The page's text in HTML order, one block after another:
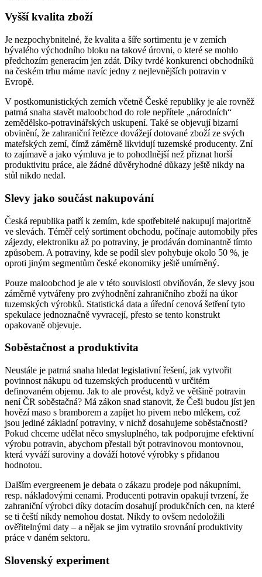
Vyšší kvalita zboží
Je nezpochybnitelné, že kvalita a šíře sortimentu je v zemích
bývalého východního bloku na takové úrovni, o které se mohlo
předchozím generacím jen zdát. Díky tvrdé konkurenci obchodníků
na českém trhu máme navíc jedny z nejlevnějších potravin v
Evropě.
V postkomunistických zemích včetně České republiky je ale rovněž
patrná snaha stavět maloobchod do role nepřítele „národních“
zemědělsko-potravinářských uskupení. Také se objevují bizarní
obvinění, že zahraniční řetězce dovážejí dotované zboží ze svých
mateřských zemí, čímž záměrně likvidují tuzemské producenty. Zní
to zajímavě a jako výmluva je to pohodlnější než přiznat horší
produktivitu práce, ale žádné důvěryhodné důkazy ještě nikdy na
stůl nikdo nedal.
Slevy jako součást nakupování
Česká republika patří k zemím, kde spotřebitelé nakupují majoritně
ve slevách. Téměř celý sortiment obchodu, počínaje automobily přes
zájezdy, elektroniku až po potraviny, je prodáván dominantně tímto
způsobem. A potraviny, kde se podíl slev pohybuje okolo 50 %, je
oproti jiným segmentům české ekonomiky ještě umírněný.
Pouze maloobchod je ale v této souvislosti obviňován, že slevy jsou
záměrně vytvářeny pro zvýhodnění zahraničního zboží na úkor
tuzemských výrobků. Statistická data a úřední cenová šetření tyto
spekulace jednoznačně vyvracejí, přesto se tento konstrukt
opakovaně objevuje.
Soběstačnost a produktivita
Neustále je patrná snaha hledat legislativní řešení, jak vytvořit
povinnost nákupu od tuzemských producentů v určitém
definovaném objemu. Jak to ale provést, když ve většině potravin
není ČR soběstačná? Má zákon snad stanovit, že Češi budou jíst jen
hovězí maso s bramborem a zapíjet ho pivem nebo mlékem, což
jsou jediné základní potraviny, v nichž dosahujeme soběstačnosti?
Pokud chceme udělat něco smysluplného, tak podporujme efektivní
výrobu potravin, abychom přestali být potravinovou montovnou,
která vyváží suroviny a dováží hotové výrobky s přidanou
hodnotou.
Dalším evergreenem je debata o zákazu prodeje pod nákupními,
resp. nákladovými cenami. Producenti potravin opakují tvrzení, že
zahraniční výrobci díky dotacím dosahují produkčních cen, na které
se ti čeští nikdy nemohou dostat. Nikdy to ovšem nedoložili
ověřitelnými daty – a nějak se jim vytratilo srovnání produktivity
práce v daném sektoru.
Slovenský experiment